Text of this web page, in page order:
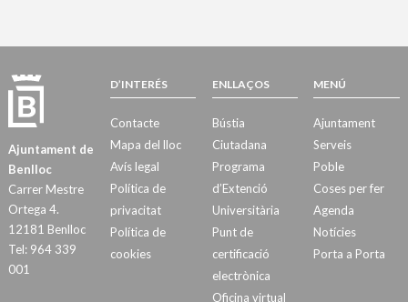
Ajuntament de
Benlloc
Carrer Mestre
Ortega 4.
12181 Benlloc
Tel: 964 339
001
D’INTERÉS
Contacte
Mapa del lloc
Avís legal
Política de
privacitat
Política de
cookies
ENLLAÇOS
Bústia
Ciutadana
Programa
d’Extenció
Universitària
Punt de
certificació
electrònica
Oficina virtual
MENÚ
Ajuntament
Serveis
Poble
Coses per fer
Agenda
Notícies
Porta a Porta